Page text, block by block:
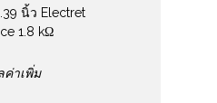
นิ้ว Electret
1.8 kΩ
าเพิ่ม